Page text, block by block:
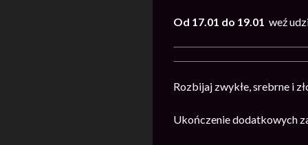
Od 17.01 do 19.01 weź
Rozbijaj zwykłe, srebrne i
Ukończenie dodatkowych